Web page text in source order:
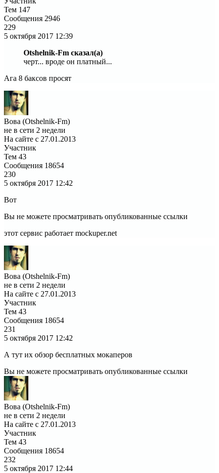
Тем 147
Сообщения 2946
229
5 октября 2017 12:39
Otshelnik-Fm сказал(а)
черт... вроде он платный...
Ага 8 баксов просят
Вова (Otshelnik-Fm)
не в сети 2 недели
На сайте с 27.01.2013
Участник
Тем 43
Сообщения 18654
230
5 октября 2017 12:42
Вот
Вы не можете просматривать опубликованные ссылки
этот сервис работает mockuper.net
Вова (Otshelnik-Fm)
не в сети 2 недели
На сайте с 27.01.2013
Участник
Тем 43
Сообщения 18654
231
5 октября 2017 12:42
А тут их обзор бесплатных мокаперов
Вы не можете просматривать опубликованные ссылки
Вова (Otshelnik-Fm)
не в сети 2 недели
На сайте с 27.01.2013
Участник
Тем 43
Сообщения 18654
232
5 октября 2017 12:44